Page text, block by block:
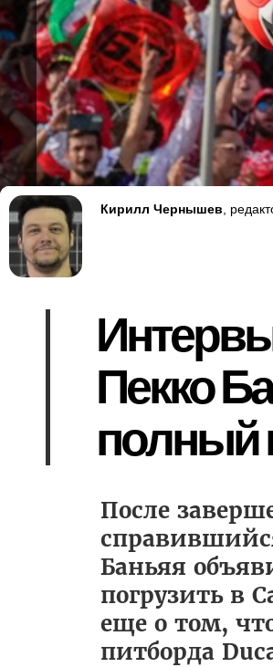
Кирилл Чернышев ,
Пекко
полный
После
Баньяя
погрузить в
еще о том,
питборда